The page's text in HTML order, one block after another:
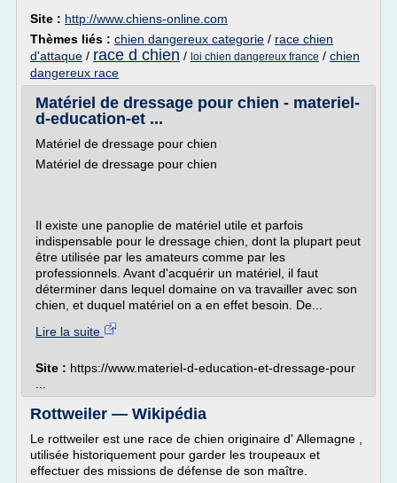
Site : http://www.chiens-online.com
Thèmes liés : chien dangereux categorie / race chien
d'attaque / race d chien / loi chien dangereux france / chien
dangereux race
Matériel de dressage pour chien - materiel-
d-education-et ...
Matériel de dressage pour chien
Matériel de dressage pour chien
Il existe une panoplie de matériel utile et parfois
indispensable pour le dressage chien, dont la plupart peut
être utilisée par les amateurs comme par les
professionnels. Avant d'acquérir un matériel, il faut
déterminer dans lequel domaine on va travailler avec son
chien, et duquel matériel on a en effet besoin. De...
Lire la suite
Site : https://www.materiel-d-education-et-dressage-pour
Rottweiler — Wikipédia
Le rottweiler est une race de chien originaire d' Allemagne ,
utilisée historiquement pour garder les troupeaux et
effectuer des missions de défense de son maître.